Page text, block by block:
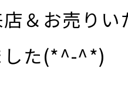
店＆お売り
した(*^-^*)